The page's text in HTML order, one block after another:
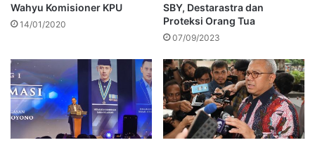
Wahyu Komisioner KPU
14/01/2020
SBY, Destarastra dan
Proteksi Orang Tua
07/09/2023